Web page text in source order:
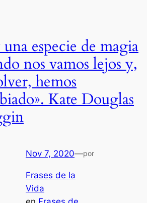
especie de magia
nos vamos lejos y,
hemos
Kate Douglas
Nov 7, 2020—por
Frases de la
Vida